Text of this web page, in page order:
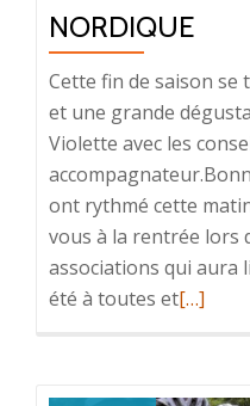
NORDIQUE
Cette fin de saison
et une grande
Violette avec les
ont rythmé cette
vous à la rentrée lors
associations qui aura
été à toutes etEn
[…]